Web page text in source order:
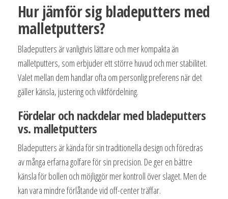
Hur jämför sig bladeputters med
malletputters?
Bladeputters är vanligtvis lättare och mer kompakta än
malletputters, som erbjuder ett större huvud och mer stabilitet.
Valet mellan dem handlar ofta om personlig preferens när det
gäller känsla, justering och viktfördelning.
Fördelar och nackdelar med bladeputters
vs. malletputters
Bladeputters är kända för sin traditionella design och föredras
av många erfarna golfare för sin precision. De ger en bättre
känsla för bollen och möjliggör mer kontroll över slaget. Men de
kan vara mindre förlåtande vid off-center träffar.